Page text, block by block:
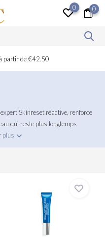
0 0
partir de €42.50
Skinreset réactive, renforce
qui reste plus longtemps
plus